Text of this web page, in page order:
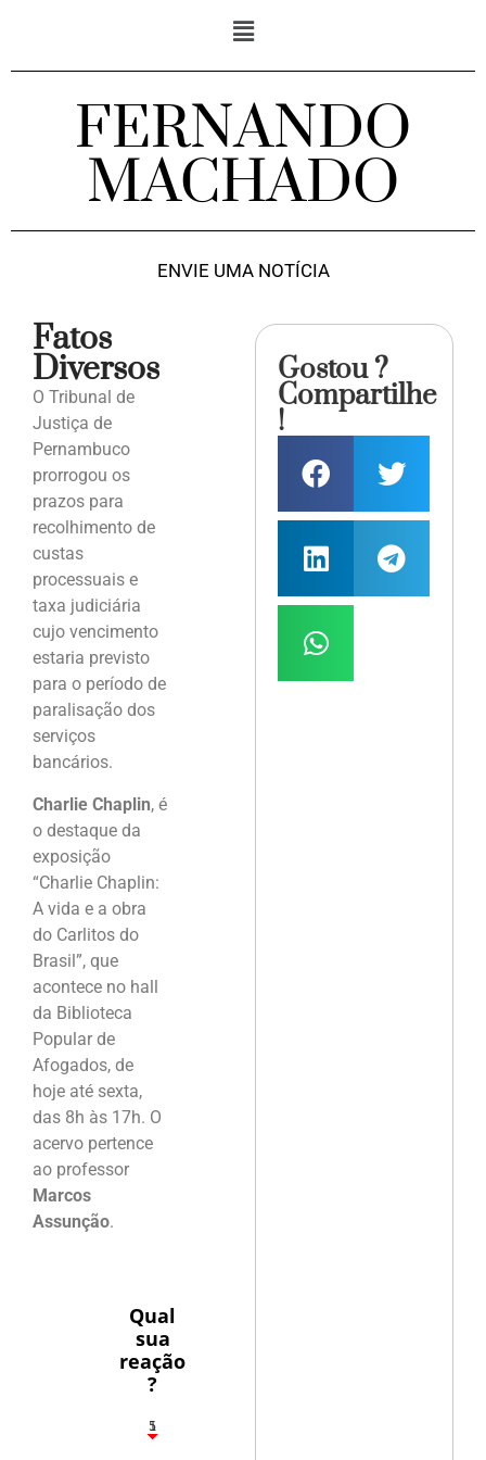
FERNANDO
MACHADO
ENVIE UMA NOTÍCIA
Fatos
Diversos
O Tribunal de
Justiça de
Pernambuco
prorrogou os
prazos para
recolhimento de
custas
processuais e
taxa judiciária
cujo vencimento
estaria previsto
para o período de
paralisação dos
serviços
bancários.
Charlie Chaplin, é
o destaque da
exposição
“Charlie Chaplin:
A vida e a obra
do Carlitos do
Brasil”, que
acontece no hall
da Biblioteca
Popular de
Afogados, de
hoje até sexta,
das 8h às 17h. O
acervo pertence
ao professor
Marcos
Assunção.
Qual
sua
reação
?
1
5
Gostou ?
Compartilhe
!